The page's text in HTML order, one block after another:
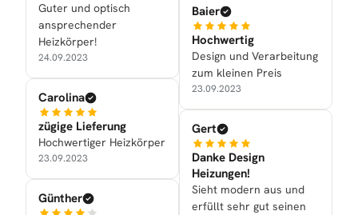
Guter und optisch
ansprechender
Heizkörper!
24.09.2023
Carolina
zügige Lieferung
Hochwertiger Heizkörper
23.09.2023
Günther
Baier
Hochwertig
Design und Verarbeitung
zum kleinen Preis
23.09.2023
Gert
Danke Design
Heizungen!
Sieht modern aus und
erfüllt sehr gut seinen